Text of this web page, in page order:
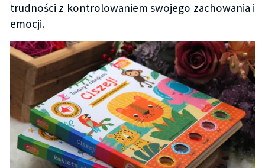
trudności z kontrolowaniem swojego zachowania i
emocji.